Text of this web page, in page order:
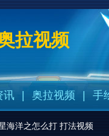
拉视频
讯 奥拉视频 手
海洋之怎么打 打法视频